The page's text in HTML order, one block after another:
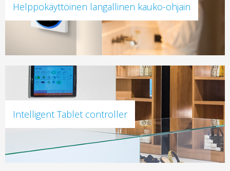
Helppokäyttöinen langallinen kauko-ohjain
Intelligent Tablet controller